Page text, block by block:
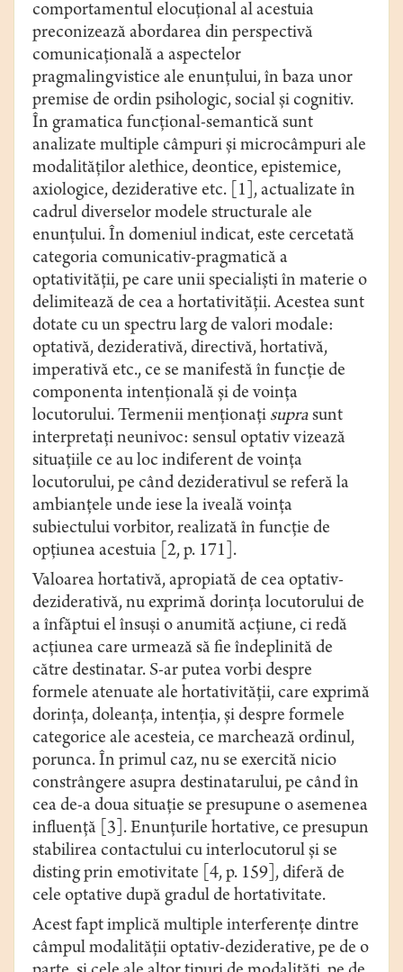
comportamentul elocuţional al acestuia
preconizează abordarea din perspectivă
comunicaţională a aspectelor
pragmalingvistice ale enunţului, în baza unor
premise de ordin psihologic, social și cognitiv.
În gramatica funcţional-semantică sunt
analizate multiple câmpuri şi microcâmpuri ale
modalităţilor alethice, deontice, epistemice,
axiologice, deziderative etc. [1], actualizate în
cadrul diverselor modele structurale ale
enunțului. În domeniul indicat, este cercetată
categoria comunicativ-pragmatică a
optativităţii, pe care unii specialiști în materie o
delimitează de cea a hortativității. Acestea sunt
dotate cu un spectru larg de valori modale:
optativă, deziderativă, directivă, hortativă,
imperativă etc., ce se manifestă în funcţie de
componenta intenţională şi de voinţa
locutorului. Termenii menționați suprasunt
interpretați neunivoc: sensul optativ vizează
situaţiile ce au loc indiferent de voința
locutorului, pe când deziderativul se referă la
ambianţele unde iese la iveală voinţa
subiectului vorbitor, realizată în funcție de
opţiunea acestuia [2, p. 171].
Valoarea hortativă, apropiată de cea optativ-
deziderativă, nu exprimă dorinţa locutorului de
a înfăptui el însuși o anumită acţiune, ci redă
acțiunea care urmează să fie îndeplinită de
către destinatar. S-ar putea vorbi despre
formele atenuate ale hortativității, care exprimă
dorința, doleanța, intenția, și despre formele
categorice ale acesteia, ce marchează ordinul,
porunca. În primul caz, nu se exercită nicio
constrângere asupra destinatarului, pe când în
cea de-a doua situație se presupune o asemenea
influență [3]. Enunțurile hortative, ce presupun
stabilirea contactului cu interlocutorul și se
disting prin emotivitate [4, p. 159], diferă de
cele optative după gradul de hortativitate.
Acest fapt implică multiple interferențe dintre
câmpul modalității optativ-deziderative, pe de o